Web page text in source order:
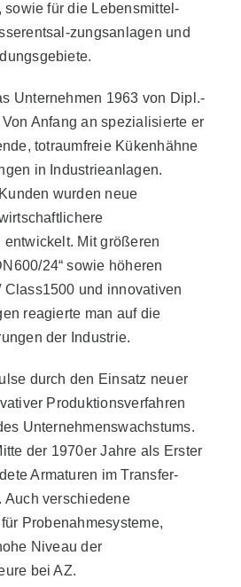
für die Lebensmittel-
zungsanlagen und
Unternehmen 1963 von Dipl.-
Von Anfang an spezialisierte er
totraumfreie Kükenhähne
in Industrieanlagen.
wurden neue
Mit größeren
24“ sowie höheren
Class1500 und innovativen
reagierte man auf die
der Industrie.
durch den Einsatz neuer
Produktionsverfahren
Unternehmenswachstums.
der 1970er Jahre als Erster
Armaturen im Transfer-
Auch verschiedene
Probenahmesysteme,
Niveau der
bei AZ.